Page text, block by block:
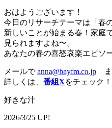
おはようございます！
今日のリサーチテーマは「春
新しいことが始まる春！家庭
見られますよね〜。
あなたの春の喜怒哀楽エピソ
メールでanna@bayfm.co.jp ま
詳しくは、 番組Xをチェック！
好きな汁
2026/3/25 UP!